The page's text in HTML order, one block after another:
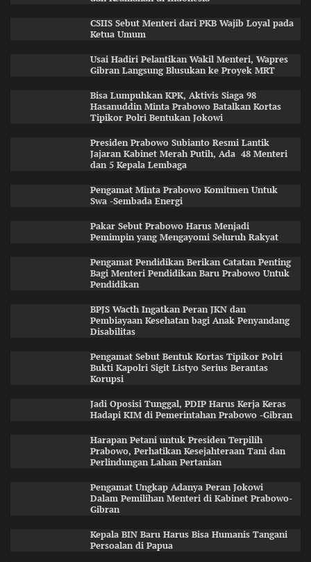
CSIIS Sebut Menteri dari PKB Wajib Loyal pada
Ketua Umum
Usai Hadiri Pelantikan Wakil Menteri, Wapres
Gibran Langsung Blusukan ke Proyek MRT
Bisa Lumpuhkan KPK, Aktivis Siaga 98
Hasanuddin Minta Prabowo Batalkan Kortas
Tipikor Polri Bentukan Jokowi
Presiden Prabowo Subianto Resmi Lantik
Jajaran Kabinet Merah Putih, Ada 48 Menteri
dan 5 Kepala Lembaga
Pengamat Minta Prabowo Komitmen Untuk
Swa -Sembada Energi
Pakar Sebut Prabowo Harus Menjadi
Pemimpin yang Mengayomi Seluruh Rakyat
Pengamat Pendidikan Berikan Catatan Penting
Bagi Menteri Pendidikan Baru Prabowo Untuk
Pendidikan
BPJS Wacth Ingatkan Peran JKN dan
Pembiayaan Kesehatan bagi Anak Penyandang
Disabilitas
Pengamat Sebut Bentuk Kortas Tipikor Polri
Bukti Kapolri Sigit Listyo Serius Berantas
Korupsi
Jadi Oposisi Tunggal, PDIP Harus Kerja Keras
Hadapi KIM di Pemerintahan Prabowo -Gibran
Harapan Petani untuk Presiden Terpilih
Prabowo, Perhatikan Kesejahteraan Tani dan
Perlindungan Lahan Pertanian
Pengamat Ungkap Adanya Peran Jokowi
Dalam Pemilihan Menteri di Kabinet Prabowo-
Gibran
Kepala BIN Baru Harus Bisa Humanis Tangani
Persoalan di Papua